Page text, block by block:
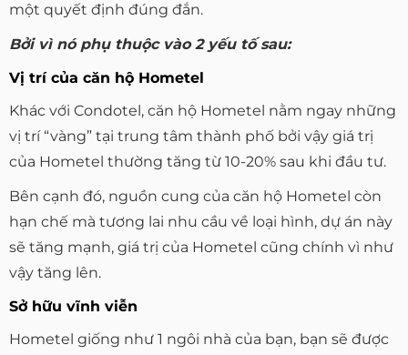
một quyết định đúng đắn.
Bởi vì nó phụ thuộc vào 2 yếu tố sau:
Vị trí của căn hộ Hometel
Khác với Condotel, căn hộ Hometel nằm ngay những
vị trí “vàng” tại trung tâm thành phố bởi vậy giá trị
của Hometel thường tăng từ 10-20% sau khi đầu tư.
Bên cạnh đó, nguồn cung của căn hộ Hometel còn
hạn chế mà tương lai nhu cầu về loại hình, dự án này
sẽ tăng mạnh, giá trị của Hometel cũng chính vì như
vậy tăng lên.
Sở hữu vĩnh viễn
Hometel giống như 1 ngôi nhà của bạn, bạn sẽ được